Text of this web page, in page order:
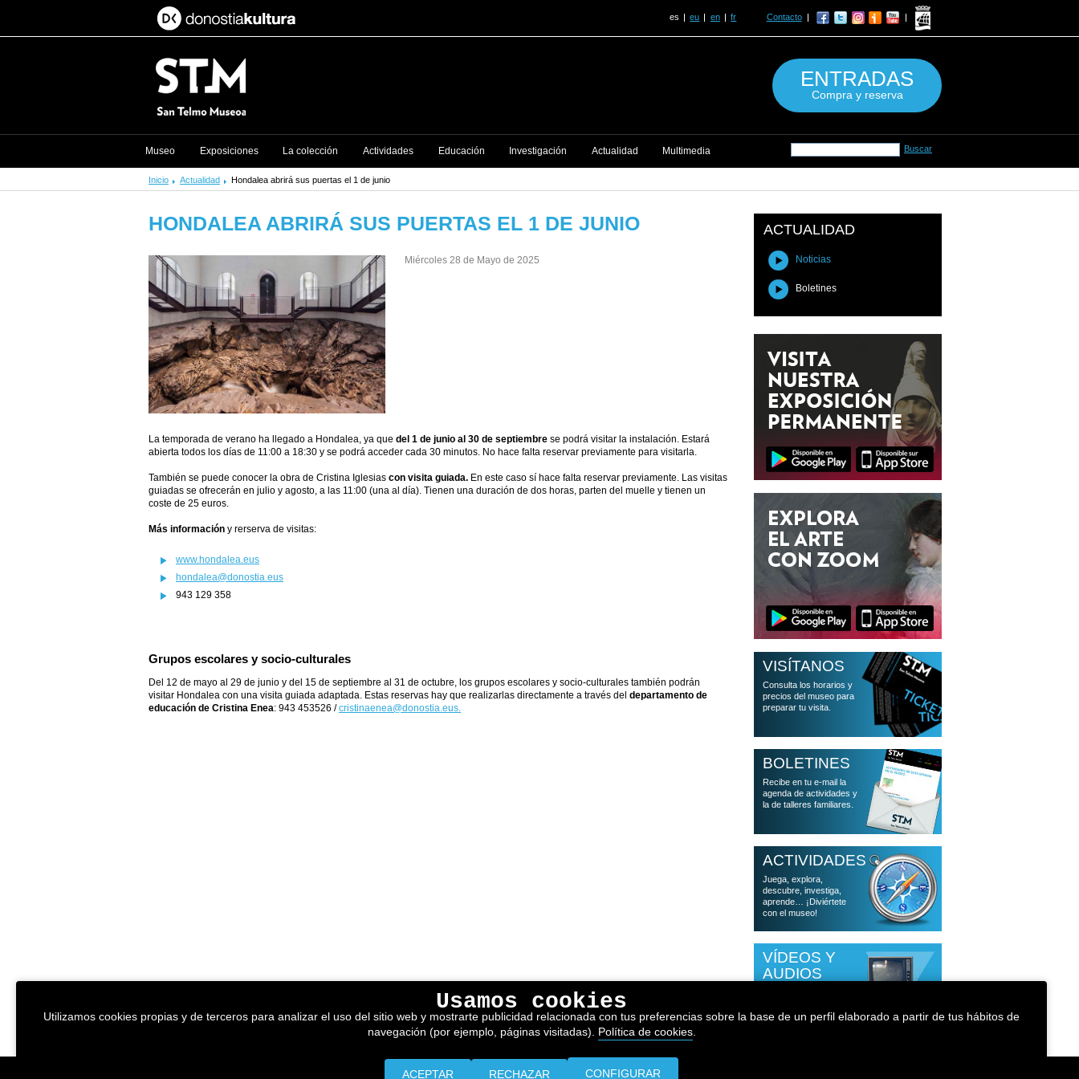
Inicio Actualidad Hondalea abrirá sus puertas el 1 de junio
HONDALEA ABRIRÁ SUS PUERTAS EL 1 DE JUNIO
Miércoles 28 de Mayo de 2025
La temporada de verano ha llegado a Hondalea, ya que del 1 de junio al 30 de septiembre se podrá visitar la instalación. Estará
abierta todos los días de 11:00 a 18:30 y se podrá acceder cada 30 minutos. No hace falta reservar previamente para visitarla.
También se puede conocer la obra de Cristina Iglesias con visita guiada. En este caso sí hace falta reservar previamente. Las visitas
guiadas se ofrecerán en julio y agosto, a las 11:00 (una al día). Tienen una duración de dos horas, parten del muelle y tienen un
coste de 25 euros.
Más información y rerserva de visitas:
www.hondalea.eus
hondalea@donostia.eus
943 129 358
Grupos escolares y socio-culturales
Del 12 de mayo al 29 de junio y del 15 de septiembre al 31 de octubre, los grupos escolares y socio-culturales también podrán
visitar Hondalea con una visita guiada adaptada. Estas reservas hay que realizarlas directamente a través del departamento de
educación de Cristina Enea: 943 453526 /cristinaenea@donostia.eus.
ACTUALIDAD
Noticias
Boletines
VISÍTANOS
Consulta los horarios y
precios del museo para
preparar tu visita.
BOLETINES
Recibe en tu e-mail la
agenda de actividades y
la de talleres familiares.
ACTIVIDADES
Juega, explora,
descubre, investiga,
aprende… ¡Diviértete
con el museo!
VÍDEOS Y
AUDIOS
pasado por el museo
es eu en fr Contacto
ENTRADAS
Compra y reserva
Museo Exposiciones La colección Actividades Educación Investigación Actualidad Multimedia
Prensa Información legal
Usamos cookies
Utilizamos cookies propias y de terceros para analizar el uso del sitio web y mostrarte publicidad relacionada con tus preferencias sobre la base de un perfil elaborado a partir de tus hábitos de
navegación (por ejemplo, páginas visitadas). Política de cookies.
CONFIGURAR
RECHAZAR
ACEPTAR